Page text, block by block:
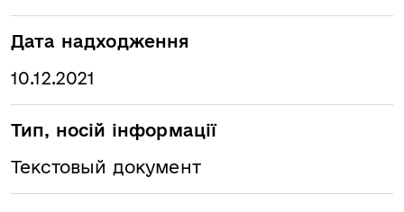
Дата надходження
10.12.2021
Тип, носій інформації
Текстовый документ